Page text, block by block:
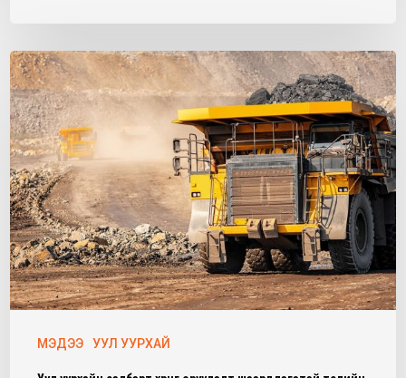
МЭДЭЭ УУЛ УУРХАЙ